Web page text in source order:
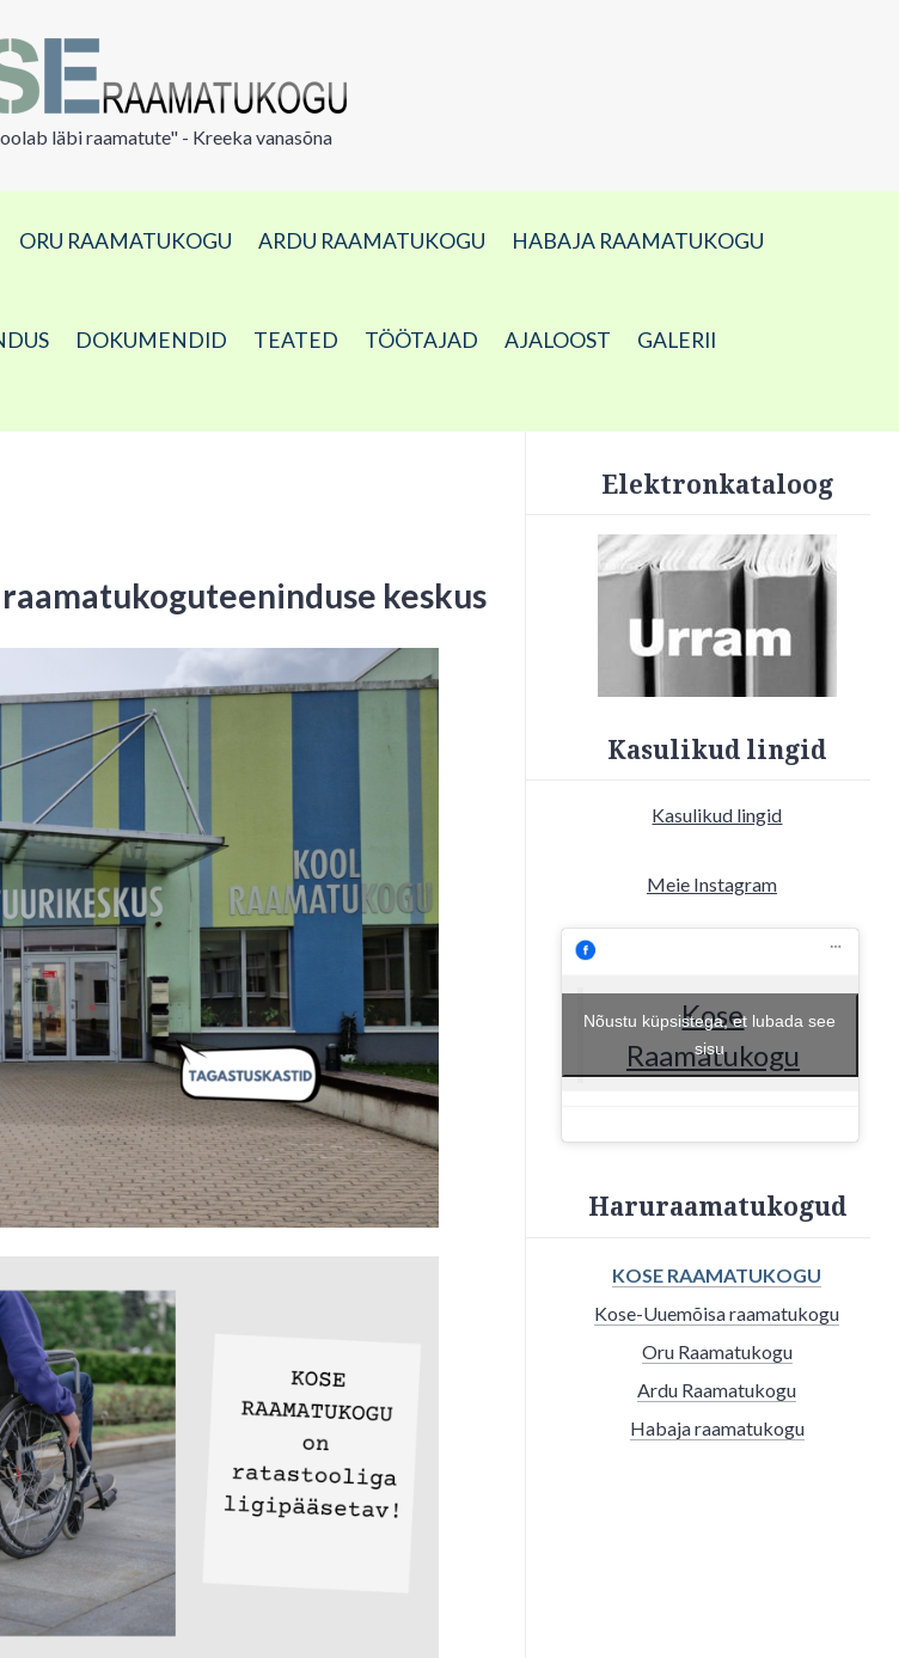
läbi raamatute" - Kreeka vanasõna
ORU RAAMATUKOGU ARDU RAAMATUKOGU HABAJA RAAMATUKOGU
DOKUMENDID TEATED TÖÖTAJAD AJALOOST
GALERII
keskus
Elektronkataloog
Kasulikud lingid
Kasulikud lingid
Meie Instagram
Kose
Raamatukogu
Nõustu küpsistega, et lubada see
sisu
Haruraamatukogud
KOSE RAAMATUKOGU
Kose-Uuemõisa raamatukogu
Oru Raamatukogu
Ardu Raamatukogu
Habaja raamatukogu